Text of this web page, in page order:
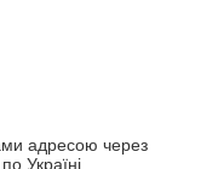
адресою через
Україні